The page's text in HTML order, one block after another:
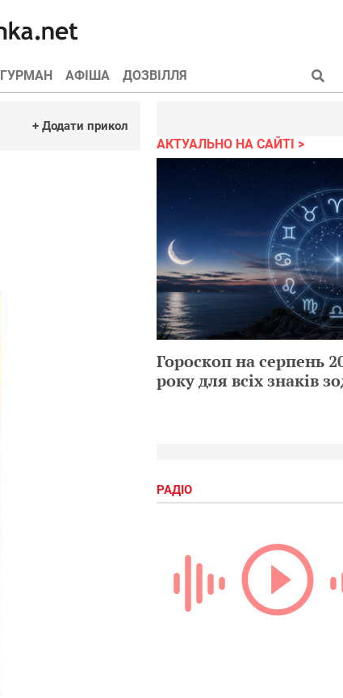
ГУРМАН АФІША ДОЗВІЛЛЯ
+ Додати прикол
АКТУАЛЬНО НА САЙТІ
Гороскоп на серпень
року для всіх знаків
РАДІО